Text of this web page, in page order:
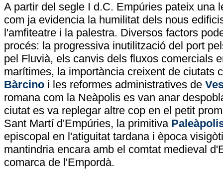
A partir del segle I d.C. Empúries pateix una
com ja evidencia la humilitat dels nous
l'amfiteatre i la palestra. Diversos factors
procés: la progressiva inutilització del port
pel Fluvià, els canvis dels fluxos comercials
marítimes, la importància creixent de ciutats
Bàrcino i les reformes administratives de
romana com la Neàpolis es van anar
ciutat es va replegar altre cop en el petit
Sant Martí d'Empúries, la primitiva
episcopal en l'atiguitat tardana i època
mantindria encara amb el comtat medieval
comarca de l'Empordà.